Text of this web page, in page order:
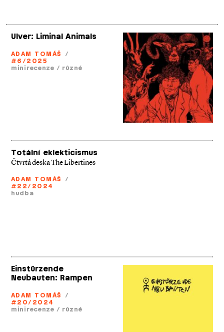
Ulver: Liminal Animals
ADAM TOMÁŠ /
#6/2025
minirecenze / různé
Totální eklekticismus
Čtvrtá deska The Libertines
ADAM TOMÁŠ /
#22/2024
hudba
Einstürzende
Neubauten: Rampen
ADAM TOMÁŠ /
#20/2024
minirecenze / různé